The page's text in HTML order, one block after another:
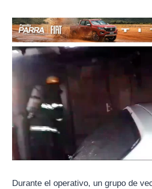
Durante el operativo, un grupo de